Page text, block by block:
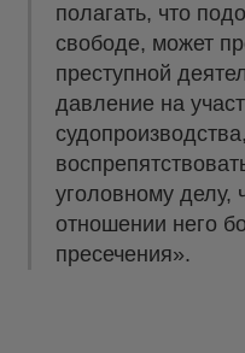
полагать, что
свободе, может
преступной
давление на
уголовному делу,
отношении него
пресечения».